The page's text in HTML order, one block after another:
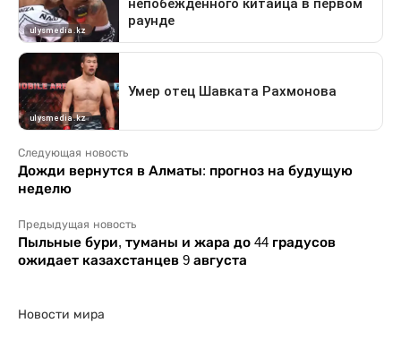
Следующая новость
Дожди вернутся в Алматы: прогноз на будущую
неделю
Предыдущая новость
Пыльные бури, туманы и жара до 44 градусов
ожидает казахстанцев 9 августа
Новости мира